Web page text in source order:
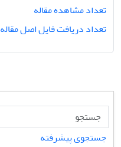
تعداد مشاهده مقاله
تعداد دریافت فایل اصل مقاله
جستجوی پیشرفته